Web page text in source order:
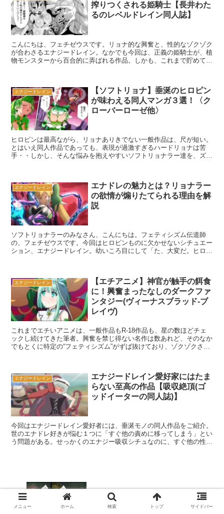
搾りつくされる姫騎士【長井わた
るのレベルドレイン同人誌】
こんにちは、フェチゼウスです。リョナ的な興奮と、性的なゾクゾク
が合わさるエナジードレイン。なかでも今回は、正義の姫騎士が、植
物モンスターから百合的に弄ばれる作品。しかも、これまで貯めてき
エナジードレイン
【ソフトリョナ】垂涎のヒロピン
が味わえる同人マンガ３選！〈ク
ローバーローゼ他〉
ヒロピンは最高ながら、リョナありきでない一般作品は、尺が短い。
とはいえ同人作品であっても、表現が過激すぎるハードリョナは苦
手・・しかし、そんな悩みを抱えやすいソフトリョナラー達を、ズバ
エナジードレイン
エナドレの魅力とは？リョナラー
の欲情が煽りたてられる理由を解
説
ソフトリョナラーのみなさん、こんにちは。フェティシズム伝道師
の、フェチゼウスです。今回はヒロピンものに欠かせないシチュエー
ション、エナジードレイン。幼いころ目にして「た、大変だ。ヒロイ
エナジードレイン
【エチアニメ】神官が触手の餌食
に！興奮まったなしのダークファ
ンタジー(ヴィーナスブラッド-ブ
レイヴ)
これまでエチいアニメは、一般作品もR-18作品も、星の数ほどチェ
ックし続けてきた筆者。興奮を禁じ得ない名作は数あれど、そのなか
でもとくに特定の“フェティシズム”がずば抜けており、ゾクゾクさせ
エナジードレイン
エナジードレイン愛好家にはたま
らない至高の作品【吸収絶頂(ゴ
ッドイーターの同人誌)】
今回はエナジードレイン愛好者には、垂涎モノの同人作品をご紹介。
世のエナドレ好きが悩む１つに「すぐ他の責めに移ってしまう」とい
う問題がある。せっかくのエナジー吸収シチュなのに、すぐ他の性的
美少女いただきます！”丸呑み”フェチ垂涎
の同人誌3選
メニュー ホーム 検索 トップ サイドバー